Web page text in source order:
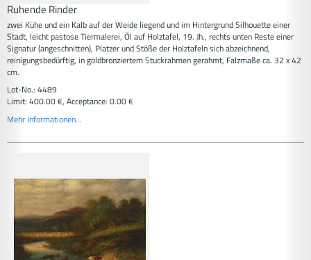
Ruhende Rinder
zwei Kühe und ein Kalb auf der Weide liegend und im Hintergrund Silhouette einer
Stadt, leicht pastose Tiermalerei, Öl auf Holztafel, 19. Jh., rechts unten Reste einer
Signatur (angeschnitten), Platzer und Stöße der Holztafeln sich abzeichnend,
reinigungsbedürftig, in goldbronziertem Stuckrahmen gerahmt, Falzmaße ca. 32 x 42
cm.
Lot-No.: 4489
Limit: 400.00 €, Acceptance: 0.00 €
Mehr Informationen...